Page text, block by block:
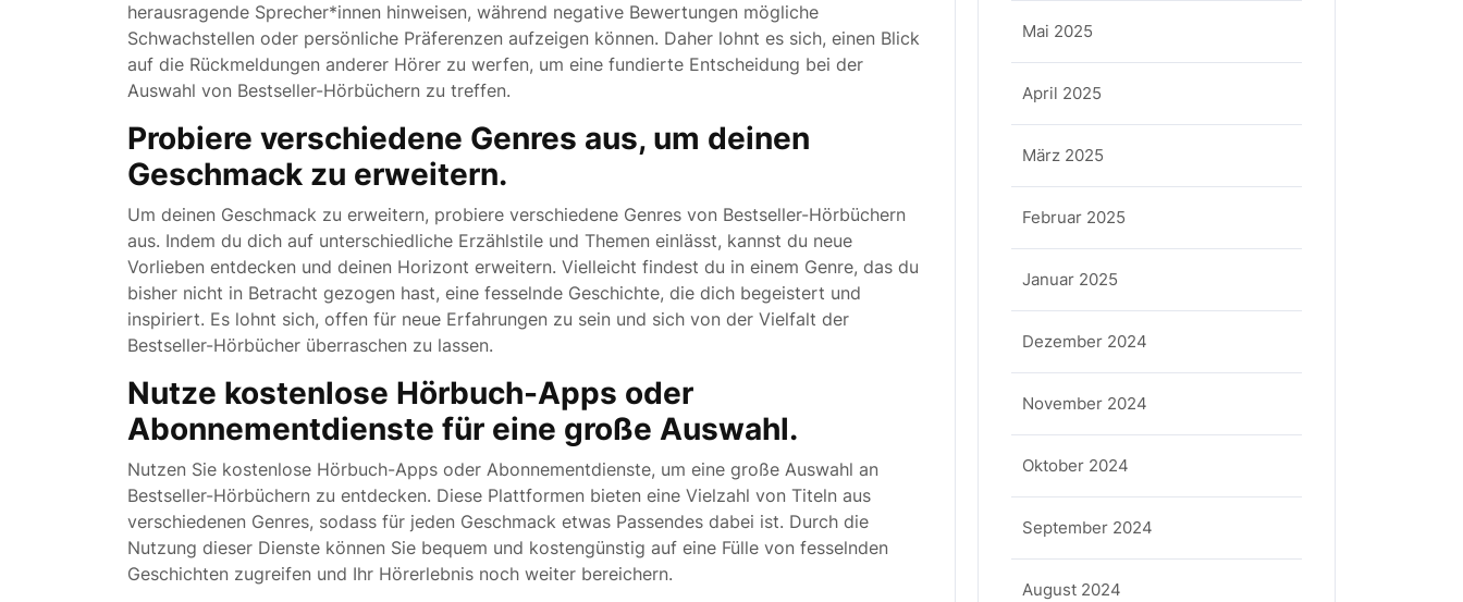
herausragende Sprecher*innen hinweisen, während negative Bewertungen mögliche
Schwachstellen oder persönliche Präferenzen aufzeigen können. Daher lohnt es sich, einen Blick
auf die Rückmeldungen anderer Hörer zu werfen, um eine fundierte Entscheidung bei der
Auswahl von Bestseller-Hörbüchern zu treffen.
Probiere verschiedene Genres aus, um deinen
Geschmack zu erweitern.
Um deinen Geschmack zu erweitern, probiere verschiedene Genres von Bestseller-Hörbüchern
aus. Indem du dich auf unterschiedliche Erzählstile und Themen einlässt, kannst du neue
Vorlieben entdecken und deinen Horizont erweitern. Vielleicht findest du in einem Genre, das du
bisher nicht in Betracht gezogen hast, eine fesselnde Geschichte, die dich begeistert und
inspiriert. Es lohnt sich, offen für neue Erfahrungen zu sein und sich von der Vielfalt der
Bestseller-Hörbücher überraschen zu lassen.
Nutze kostenlose Hörbuch-Apps oder
Abonnementdienste für eine große Auswahl.
Nutzen Sie kostenlose Hörbuch-Apps oder Abonnementdienste, um eine große Auswahl an
Bestseller-Hörbüchern zu entdecken. Diese Plattformen bieten eine Vielzahl von Titeln aus
verschiedenen Genres, sodass für jeden Geschmack etwas Passendes dabei ist. Durch die
Nutzung dieser Dienste können Sie bequem und kostengünstig auf eine Fülle von fesselnden
Geschichten zugreifen und Ihr Hörerlebnis noch weiter bereichern.
Mai 2025
April 2025
März 2025
Februar 2025
Januar 2025
Dezember 2024
November 2024
Oktober 2024
September 2024
August 2024